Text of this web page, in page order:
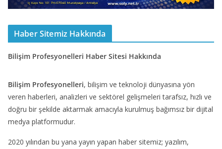
Haber Sitemiz Hakkında
Bilişim Profesyonelleri Haber Sitesi Hakkında
Bilişim Profesyonelleri, bilişim ve teknoloji dünyasına yön
veren haberleri, analizleri ve sektörel gelişmeleri tarafsız, hızlı ve
doğru bir şekilde aktarmak amacıyla kurulmuş bağımsız bir dijital
medya platformudur.
2020 yılından bu yana yayın yapan haber sitemiz; yazılım,